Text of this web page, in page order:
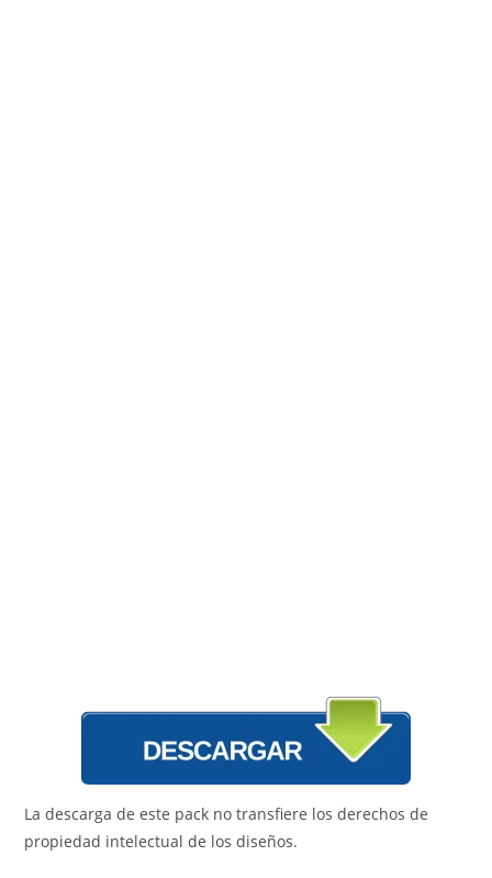
La descarga de este pack no transfiere los derechos de
propiedad intelectual de los diseños.